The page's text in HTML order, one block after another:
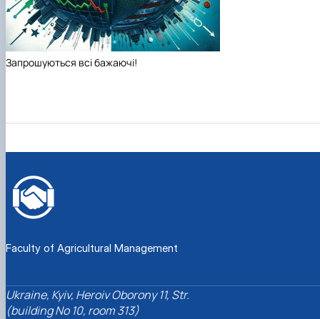
Запрошуються всі бажаючі!
Faculty of Agricultural Management
Ukraine, Kyiv, Heroiv Oborony 11, Str.
(building No 10, room 313)